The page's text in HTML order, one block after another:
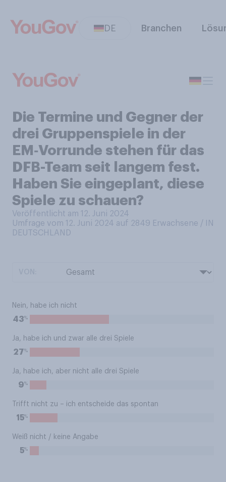
DE Branchen
Die Termine und Gegner der
drei Gruppenspiele in der
EM‑Vorrunde stehen für das
DFB-Team seit langem fest.
Haben Sie eingeplant, diese
Spiele zu schauen?
Veröffentlicht am 12. Juni 2024
Umfrage vom 12. Juni 2024 auf 2849 Erwachsene / IN
DEUTSCHLAND
Nein, habe ich nicht
43%
Ja, habe ich und zwar alle drei Spiele
27%
Ja, habe ich, aber nicht alle drei Spiele
9%
Trifft nicht zu – ich entscheide das spontan
15%
Weiß nicht / keine Angabe
5%